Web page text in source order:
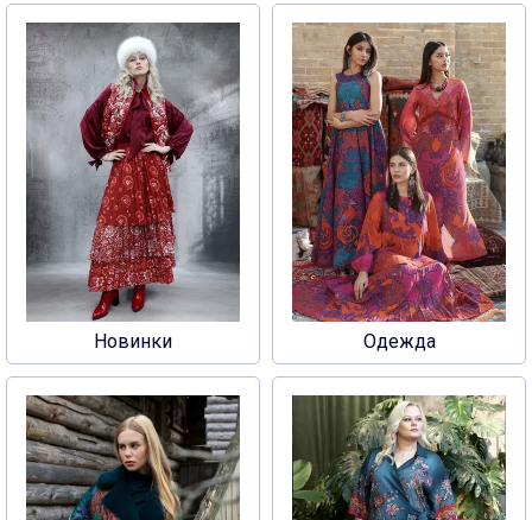
Новинки Одежда